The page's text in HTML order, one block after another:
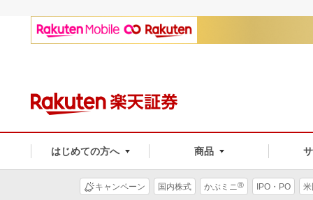
はじめての方へ 商品
キャンペーン 国内株式 かぶミニ® IPO・PO